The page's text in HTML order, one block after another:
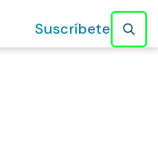
Suscríbete